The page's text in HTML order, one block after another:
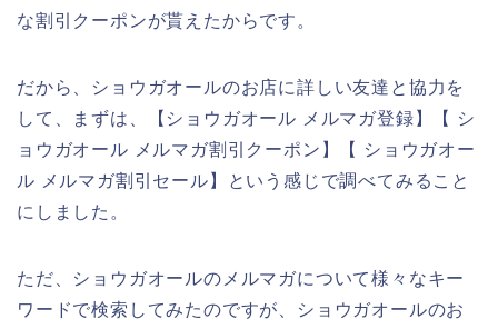
な割引クーポンが貰えたからです。
だから、ショウガオールのお店に詳しい友達と協力を
して、まずは、【ショウガオール メルマガ登録】【 シ
ョウガオール メルマガ割引クーポン】【 ショウガオー
ル メルマガ割引セール】という感じで調べてみること
にしました。
ただ、ショウガオールのメルマガについて様々なキー
ワードで検索してみたのですが、ショウガオールのお